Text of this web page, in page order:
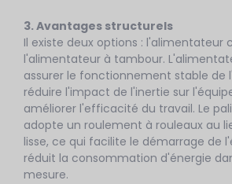
3. Avantages structurels
Il existe deux options : l'alimentateur
l'alimentateur à tambour.
assurer le fonctionnement stable de
réduire l'impact de l'inertie sur
améliorer l'efficacité du travail. Le
adopte un roulement à rouleaux au
lisse, ce qui facilite le démarrage de
réduit la consommation d'énergie
mesure.